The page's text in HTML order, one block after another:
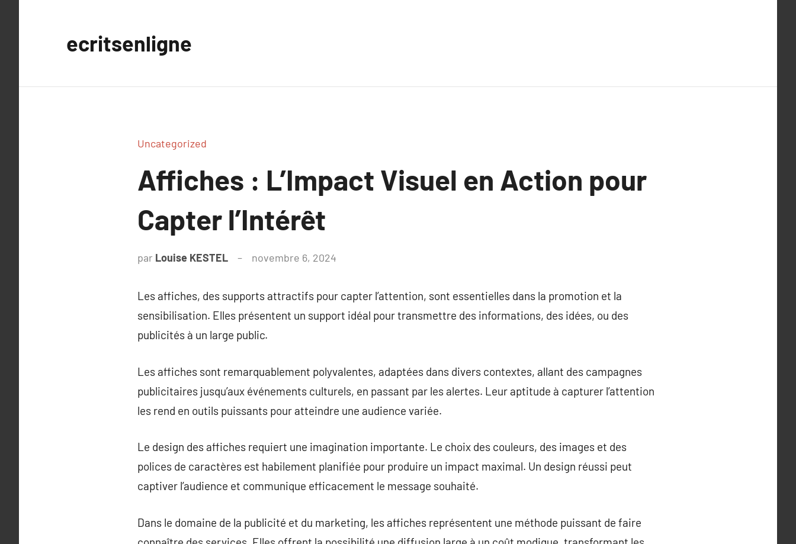
ecritsenligne
Uncategorized
Affiches : L’Impact Visuel en Action pour
Capter l’Intérêt
par Louise KESTEL novembre 6, 2024
Les affiches, des supports attractifs pour capter l’attention, sont essentielles dans la promotion et la
sensibilisation. Elles présentent un support idéal pour transmettre des informations, des idées, ou des
publicités à un large public.
Les affiches sont remarquablement polyvalentes, adaptées dans divers contextes, allant des campagnes
publicitaires jusqu’aux événements culturels, en passant par les alertes. Leur aptitude à capturer l’attention
les rend en outils puissants pour atteindre une audience variée.
Le design des affiches requiert une imagination importante. Le choix des couleurs, des images et des
polices de caractères est habilement planifiée pour produire un impact maximal. Un design réussi peut
captiver l’audience et communique efficacement le message souhaité.
Dans le domaine de la publicité et du marketing, les affiches représentent une méthode puissant de faire